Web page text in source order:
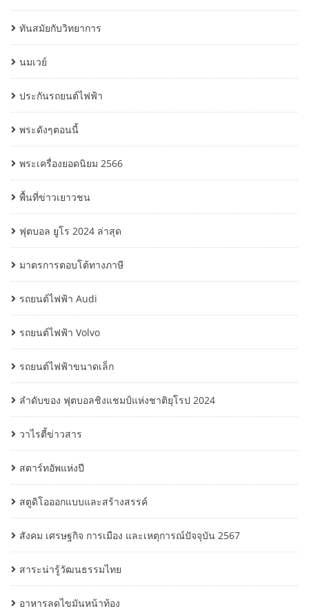
ทันสมัยกับวิทยาการ
นมเวย์
ประกันรถยนต์ไฟฟ้า
พระดังๆตอนนี้
พระเครื่องยอดนิยม 2566
พื้นที่ข่าวเยาวชน
ฟุตบอล ยูโร 2024 ล่าสุด
มาตรการตอบโต้ทางภาษี
รถยนต์ไฟฟ้า Audi
รถยนต์ไฟฟ้า Volvo
รถยนต์ไฟฟ้าขนาดเล็ก
ลำดับของ ฟุตบอลชิงแชมป์แห่งชาติยุโรป 2024
วาไรตี้ข่าวสาร
สตาร์ทอัพแห่งปี
สตูดิโอออกแบบและสร้างสรรค์
สังคม เศรษฐกิจ การเมือง และเหตุการณ์ปัจจุบัน 2567
สาระน่ารู้วัฒนธรรมไทย
อาหารลดไขมันหน้าท้อง